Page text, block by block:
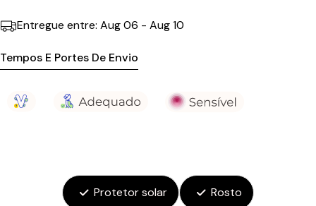
Entregue entre: Aug 06 - Aug 10
Tempos E Portes De Envio
Protetor solar Rosto